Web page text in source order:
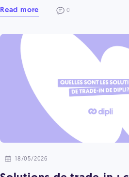
Read more 0
18/05/2026